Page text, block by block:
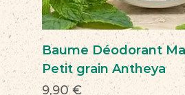
Baume Déodorant
Petit grain Antheya
Prix
9,90 €